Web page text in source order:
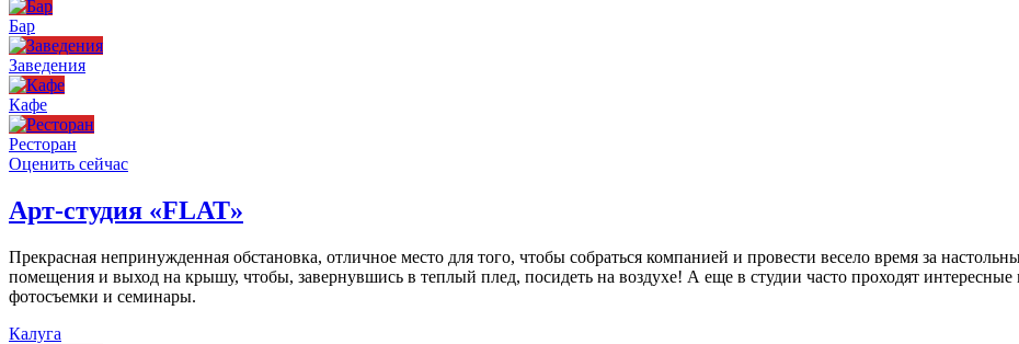
Бар
Заведения
Кафе
Ресторан
Оценить сейчас
Арт-студия «FLAT»
Прекрасная непринужденная обстановка, отличное место для того, чтобы собраться компанией и провести весело время за
помещения и выход на крышу, чтобы, завернувшись в теплый плед, посидеть на воздухе! А еще в студии часто проходят
фотосъемки и семинары.
Калуга